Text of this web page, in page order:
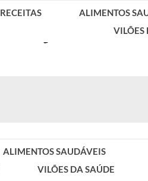
ALIMENTOS SAUDÁVEIS
VILÕES DA SAÚDE
RECEITAS
ALIMENTOS
VILÕES